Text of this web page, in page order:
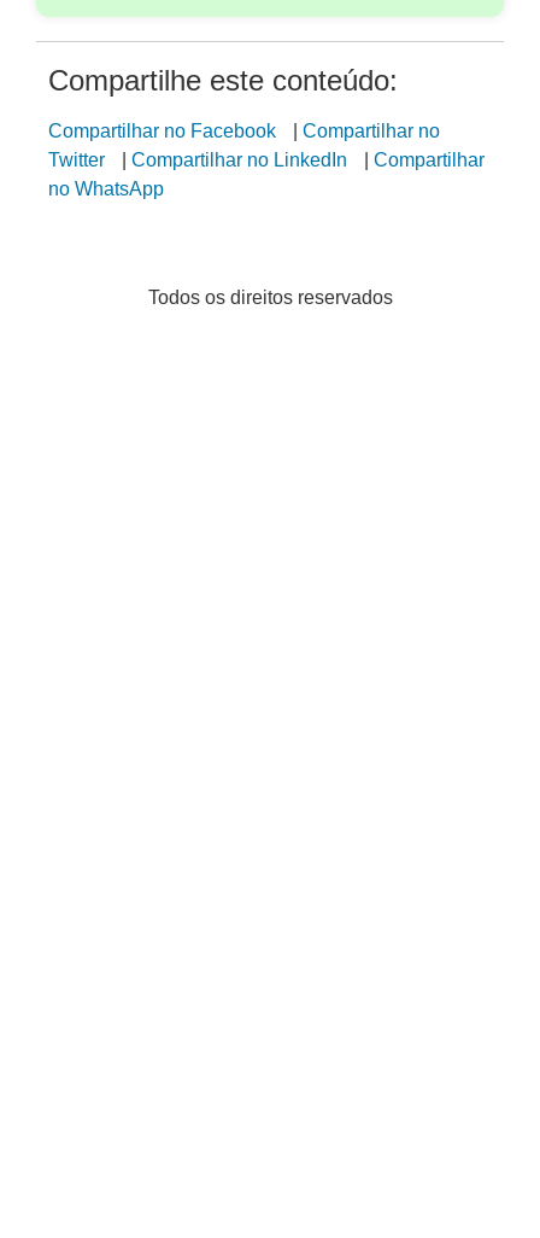
Compartilhe este conteúdo:
Compartilhar no Facebook
Compartilhar no
Twitter
Compartilhar no LinkedIn
Compartilhar
no WhatsApp
Todos os direitos reservados